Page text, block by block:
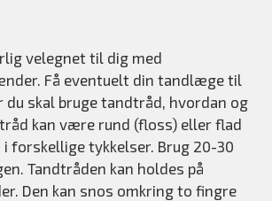
velegnet til dig med
Få eventuelt din tandlæge til
du skal bruge tandtråd, hvordan og
kan være rund (floss) eller flad
i forskellige tykkelser. Brug 20-30
Tandtråden kan holdes på
Den kan snos omkring to fingre